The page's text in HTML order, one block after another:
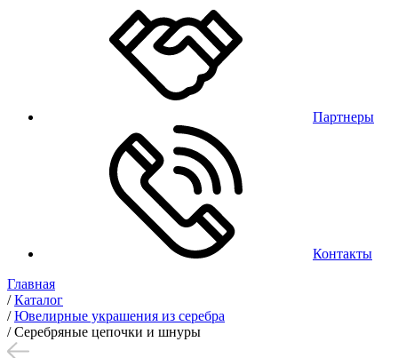
Партнеры
Контакты
Главная
/Каталог
/Ювелирные украшения из серебра
/Серебряные цепочки и шнуры